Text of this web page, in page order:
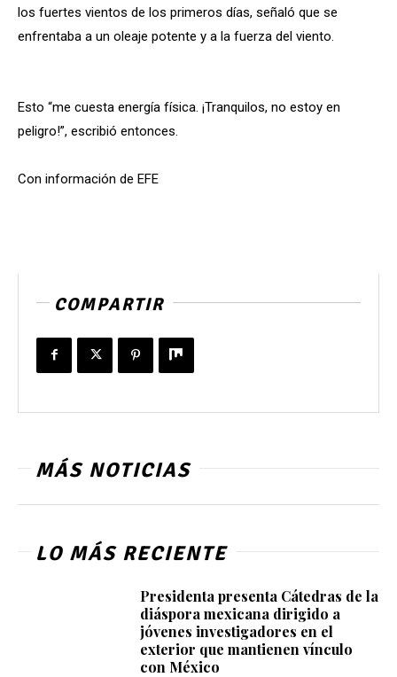
los fuertes vientos de los primeros días, señaló que se
enfrentaba a un oleaje potente y a la fuerza del viento.
Esto “me cuesta energía física. ¡Tranquilos, no estoy en
peligro!”, escribió entonces.
Con información de EFE
COMPARTIR
MÁS NOTICIAS
LO MÁS RECIENTE
Presidenta presenta Cátedras de la
diáspora mexicana dirigido a
jóvenes investigadores en el
exterior que mantienen vínculo
con México